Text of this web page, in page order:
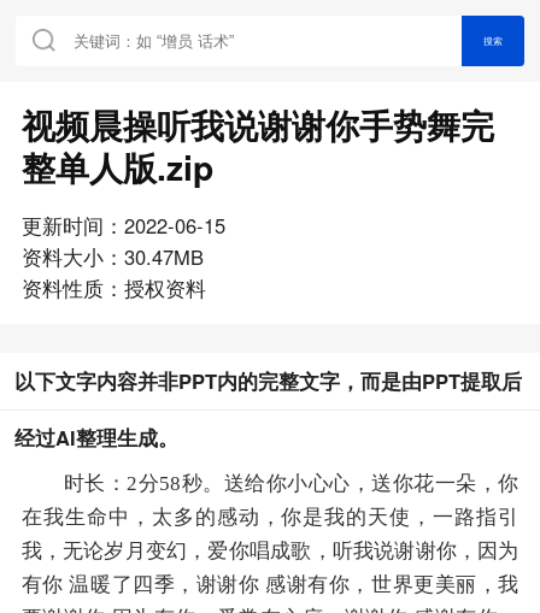
搜索
视频晨操听我说谢谢你手势舞完
整单人版.zip
更新时间：2022-06-15
资料大小：30.47MB
资料性质：授权资料
以下文字内容并非PPT内的完整文字，而是由PPT提取后
经过AI整理生成。
时长 ：2分58秒。 送给你小心心，送你花一朵，你
在我生命中，太多的感动，你是我的天使，一路指引
我，无论岁月变幻，爱你唱成歌，听我说谢谢你，因为
有你 温暖了四季，谢谢你 感谢有你，世界更美丽，我